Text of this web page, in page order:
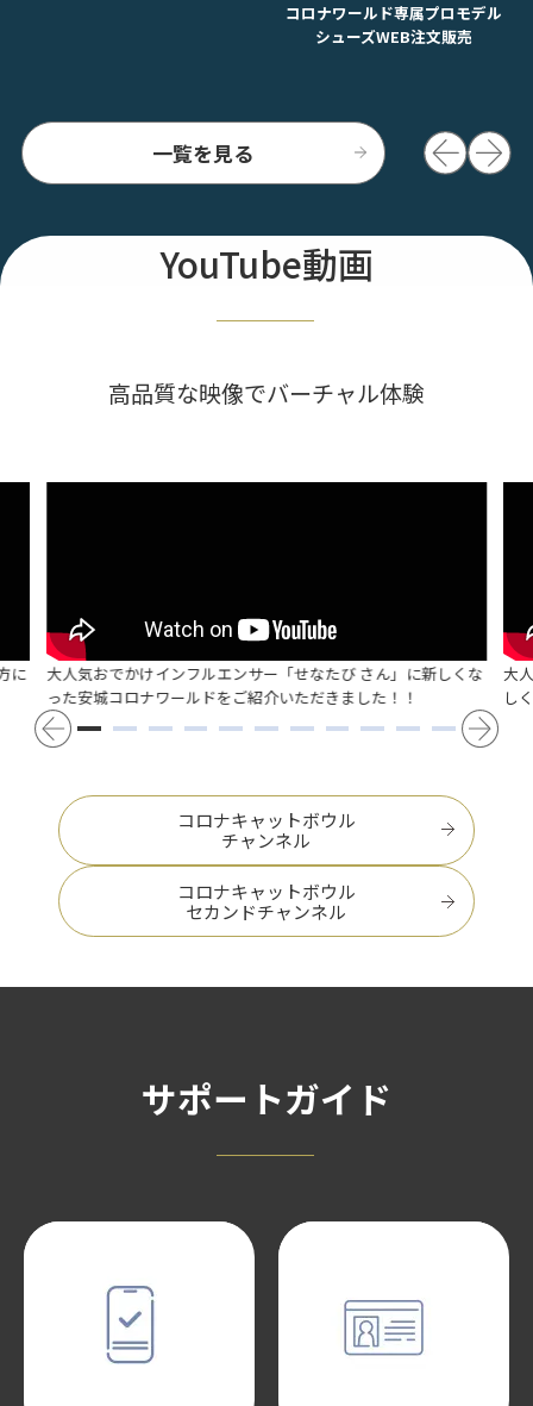
一覧を見る
コロナワールド専属プロモデル
シューズWEB注文販売
YouTube動画
高品質な映像でバーチャル体験
に
大人気おでかけインフルエンサー「せなたび さん」に新しくな
った安城コロナワールドをご紹介いただきました！！
大
し
コロナキャットボウル
チャンネル
コロナキャットボウル
セカンドチャンネル
サポートガイド